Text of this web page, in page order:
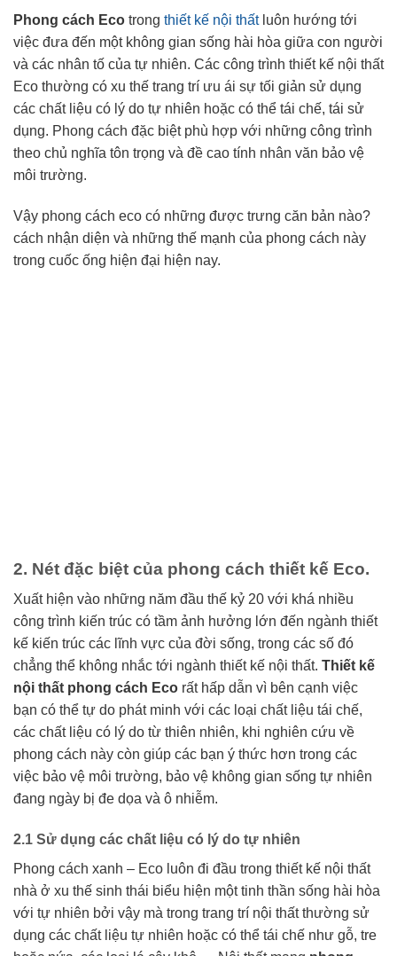
Phong cách Eco trong thiết kế nội thấtluôn hướng tới
việc đưa đến một không gian sống hài hòa giữa con người
và các nhân tố của tự nhiên. Các công trình thiết kế nội thất
Eco thường có xu thế trang trí ưu ái sự tối giản sử dụng
các chất liệu có lý do tự nhiên hoặc có thể tái chế, tái sử
dụng. Phong cách đặc biệt phù hợp với những công trình
theo chủ nghĩa tôn trọng và đề cao tính nhân văn bảo vệ
môi trường.
Vậy phong cách eco có những được trưng căn bản nào?
cách nhận diện và những thế mạnh của phong cách này
trong cuốc ống hiện đại hiện nay.
2. Nét đặc biệt của phong cách thiết kế Eco.
Xuất hiện vào những năm đầu thế kỷ 20 với khá nhiều
công trình kiến trúc có tầm ảnh hưởng lớn đến ngành thiết
kế kiến trúc các lĩnh vực của đời sống, trong các số đó
chẳng thể không nhắc tới ngành thiết kế nội thất. Thiết kế
nội thất phong cách Eco rất hấp dẫn vì bên cạnh việc
bạn có thể tự do phát minh với các loại chất liệu tái chế,
các chất liệu có lý do từ thiên nhiên, khi nghiên cứu về
phong cách này còn giúp các bạn ý thức hơn trong các
việc bảo vệ môi trường, bảo vệ không gian sống tự nhiên
đang ngày bị đe dọa và ô nhiễm.
2.1 Sử dụng các chất liệu có lý do tự nhiên
Phong cách xanh – Eco luôn đi đầu trong thiết kế nội thất
nhà ở xu thế sinh thái biểu hiện một tinh thần sống hài hòa
với tự nhiên bởi vậy mà trong trang trí nội thất thường sử
dụng các chất liệu tự nhiên hoặc có thể tái chế như gỗ, tre